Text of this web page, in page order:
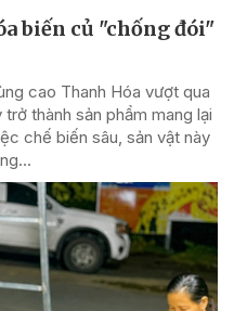
biến củ "chống đói"
cao Thanh Hóa vượt qua
thành sản phẩm mang lại
chế biến sâu, sản vật này